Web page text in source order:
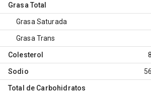
Grasa Total
Grasa Saturada
Grasa Trans
Colesterol
Sodio
Total de Carbohidratos